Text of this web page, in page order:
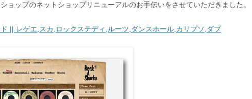
ョップのネットショップリニューアルのお手伝いをさせていただきました。
|| レゲエ,スカ,ロックステディ,ルーツ,ダンスホール,カリプソ,ダブ